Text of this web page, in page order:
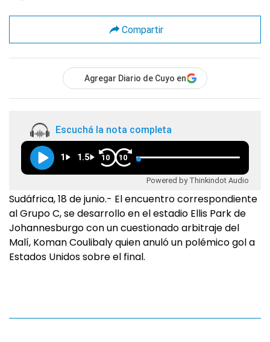
Compartir
Agregar Diario de Cuyo en
Escuchá la nota completa
1 1.5 10 10
Powered by Thinkindot Audio
Sudáfrica, 18 de junio.- El encuentro correspondiente
al Grupo C, se desarrollo en el estadio Ellis Park de
Johannesburgo con un cuestionado arbitraje del
Malí, Koman Coulibaly quien anuló un polémico gol a
Estados Unidos sobre el final.